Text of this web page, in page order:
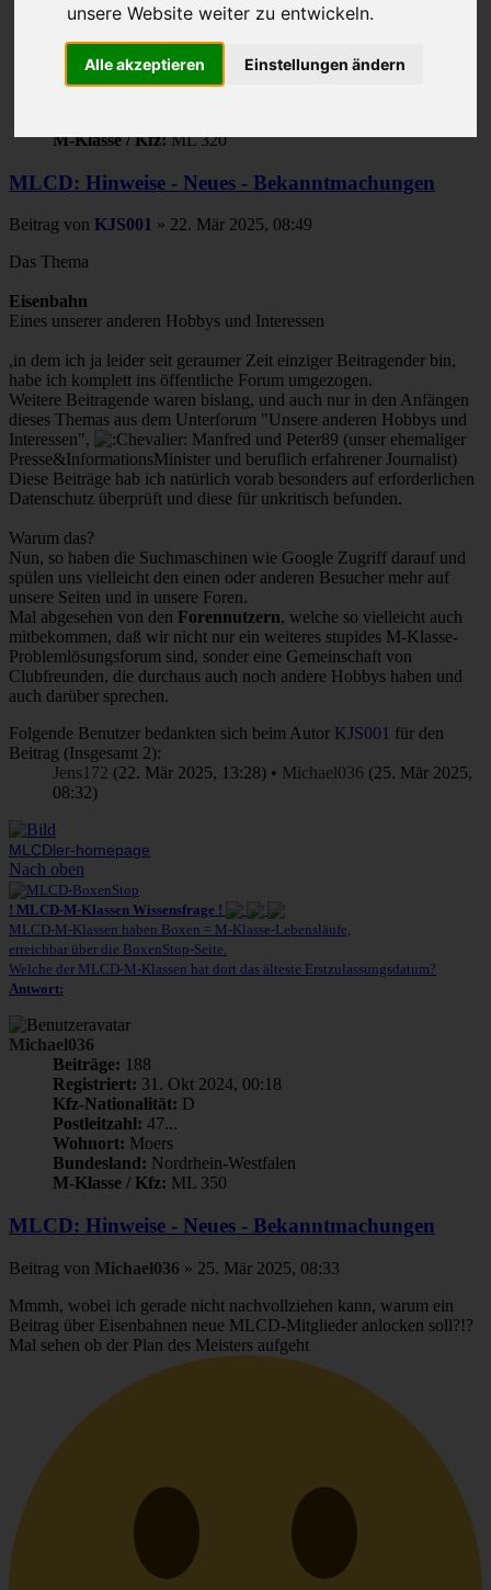
unsere Website weiter zu entwickeln.
Alle akzeptieren Einstellungen ändern
Beiträge:22313
Registriert:16. Nov 2010, 12:18
Kfz-Nationalität:D
Postleitzahl:D-47...
M-Klasse / Kfz:ML 320
MLCD: Hinweise - Neues - Bekanntmachungen
Beitrag von KJS001 » 22. Mär 2025, 08:49
Das Thema
Eisenbahn
Eines unserer anderen Hobbys und Interessen
,in dem ich ja leider seit geraumer Zeit einziger Beitragender bin,
habe ich komplett ins öffentliche Forum umgezogen.
Weitere Beitragende waren bislang, und auch nur in den Anfängen
dieses Themas aus dem Unterforum "Unsere anderen Hobbys und
Interessen",
Manfred und Peter89 (unser ehemaliger
Presse&InformationsMinister und beruflich erfahrener Journalist)
Diese Beiträge hab ich natürlich vorab besonders auf erforderlichen
Datenschutz überprüft und diese für unkritisch befunden.
Warum das?
Nun, so haben die Suchmaschinen wie Google Zugriff darauf und
spülen uns vielleicht den einen oder anderen Besucher mehr auf
unsere Seiten und in unsere Foren.
Mal abgesehen von den Forennutzern, welche so vielleicht auch
mitbekommen, daß wir nicht nur ein weiteres stupides M-Klasse-
Problemlösungsforum sind, sonder eine Gemeinschaft von
Clubfreunden, die durchaus auch noch andere Hobbys haben und
auch darüber sprechen.
Folgende Benutzer bedankten sich beim Autor KJS001 für den
Beitrag (Insgesamt 2):
Jens172 (22. Mär 2025, 13:28) • Michael036 (25. Mär 2025,
08:32)
MLCDler-homepage
Nach oben
! MLCD-M-Klassen Wissensfrage !
MLCD-M-Klassen haben Boxen = M-Klasse-Lebensläufe,
erreichbar über die BoxenStop-Seite.
Welche der MLCD-M-Klassen hat dort das älteste Erstzulassungsdatum?
Antwort:
Michael036
Beiträge: 188
Registriert: 31. Okt 2024, 00:18
Kfz-Nationalität: D
Postleitzahl: 47...
Wohnort: Moers
Bundesland: Nordrhein-Westfalen
M-Klasse / Kfz: ML 350
MLCD: Hinweise - Neues - Bekanntmachungen
Beitrag von Michael036 » 25. Mär 2025, 08:33
Mmmh, wobei ich gerade nicht nachvollziehen kann, warum ein
Beitrag über Eisenbahnen neue MLCD-Mitglieder anlocken soll?!?
Mal sehen ob der Plan des Meisters aufgeht